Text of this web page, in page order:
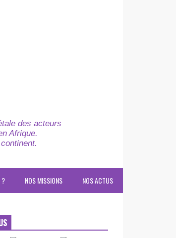
des acteurs
Afrique.
NOS ACTUS
NOS MISSIONS
?